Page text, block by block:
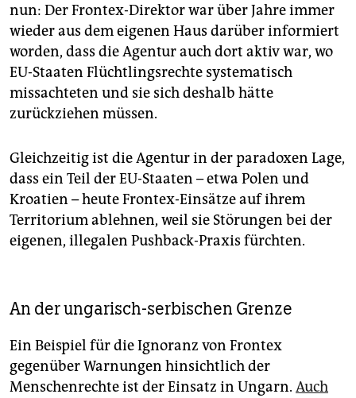
nun: Der Frontex-Direktor war über Jahre immer
wieder aus dem eigenen Haus darüber informiert
worden, dass die Agentur auch dort aktiv war, wo
EU-Staaten Flüchtlingsrechte systematisch
missachteten und sie sich deshalb hätte
zurückziehen müssen.
Gleichzeitig ist die Agentur in der paradoxen Lage,
dass ein Teil der EU-Staaten – etwa Polen und
Kroatien – heute Frontex-Einsätze auf ihrem
Territorium ablehnen, weil sie Störungen bei der
eigenen, illegalen Pushback-Praxis fürchten.
An der ungarisch-serbischen Grenze
Ein Beispiel für die Ignoranz von Frontex
gegenüber Warnungen hinsichtlich der
Menschenrechte ist der Einsatz in Ungarn. Auch